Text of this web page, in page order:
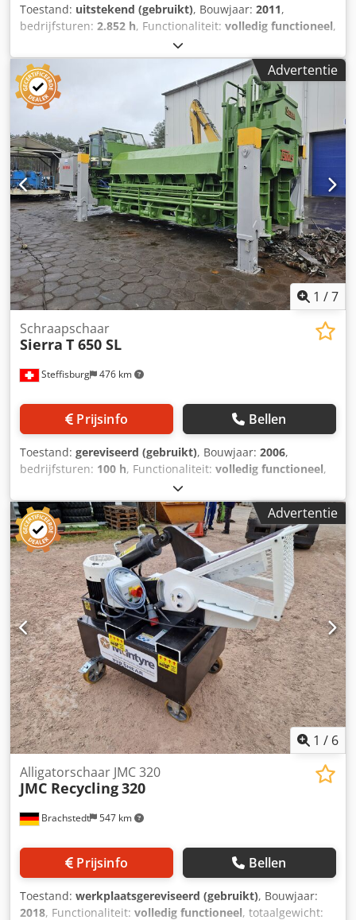
Toestand: uitstekend (gebruikt), Bouwjaar: 2011,
bedrijfsturen: 2.852 h, Functionaliteit: volledig functioneel,
Te koop: mobiele schrootschaar, Akros Henschel. De
machine verkeert in zeer goede staat en kan te allen tijde
bezichtigd worden. Csdpfx Ahox N Tw Uj Ajrf
Advertentie
1 /7
Steffisburg 476 km
Schraapschaar
Sierra T 650 SL
Prijsinfo Bellen
Toestand: gereviseerd (gebruikt), Bouwjaar: 2006,
bedrijfsturen: 100 h, Functionaliteit: volledig functioneel,
169,16 kW (229,99 pk)
650 SL Voorcompressie: 100 t 230 pk Cummins 6-cilinder
turbodiesel Knipcapaciteit – 7 sneden per minuut bij leeg
knipwerk 4 sneden per minuut bij 24-inch sneden
Schaarcapaciteit – 12–16 ton per uur Balenmaat – 32" x 24"
x variabel Balengewicht – Cedpfsvbq Ensx Ah Ajrf
gemiddeld 900 pond Balenoutput – 10–13 ton per uur
Pakketgrootte – 32" x 24" x variabel
Advertentie
1 / 6
Brachstedt 547 km
Alligatorschaar JMC 320
JMC Recycling320
Prijsinfo Bellen
Toestand: werkplaatsgereviseerd (gebruikt), Bouwjaar:
2018, Functionaliteit: volledig functioneel, totaalgewicht: